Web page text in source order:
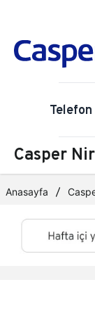
Telefon
Casper
Anasayfa